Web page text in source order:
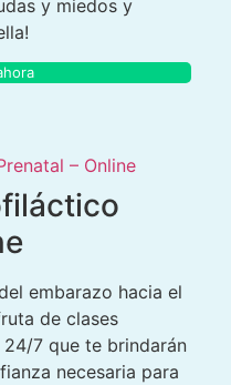
y miedos y
embarazo hacia el
de clases
7 que te brindarán
necesaria para